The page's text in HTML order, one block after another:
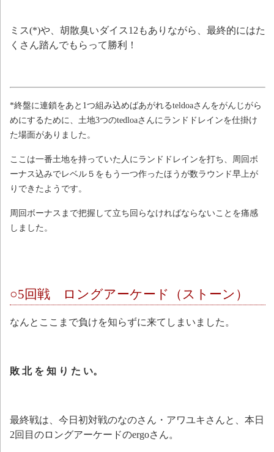
ミス(*)や、胡散臭いダイス12もありながら、最終的にはた
くさん踏んでもらって勝利！
*終盤に連鎖をあと1つ組み込めばあがれるteldoaさんをがんじがら
めにするために、土地3つのtedloaさんにランドドレインを仕掛け
た場面がありました。
ここは一番土地を持っていた人にランドドレインを打ち、周回ボ
ーナス込みでレベル５をもう一つ作ったほうが数ラウンド早上が
りできたようです。
周回ボーナスまで把握して立ち回らなければならないことを痛感
しました。
○5回戦 ロングアーケード（ストーン）
なんとここまで負けを知らずに来てしまいました。
敗 北 を 知 り た い。
最終戦は、今日初対戦のなのさん・アワユキさんと、本日
2回目のロングアーケードのergoさん。